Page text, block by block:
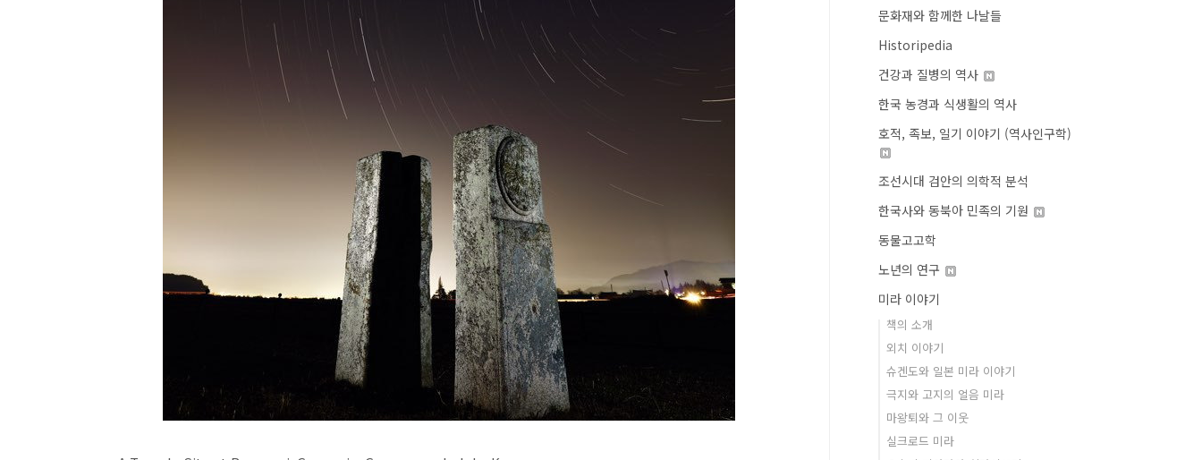
문화재와 함께한 나날들
Historipedia
건강과 질병의 역사
한국 농경과 식생활의 역사
호적, 족보, 일기 이야기 (역사인구학)
조선시대 검안의 의학적 분석
한국사와 동북아 민족의 기원
동물고고학
노년의 연구
미라 이야기
책의 소개
외치 이야기
슈겐도와 일본 미라 이야기
극지와 고지의 얼음 미라
마왕퇴와 그 이웃
실크로드 미라